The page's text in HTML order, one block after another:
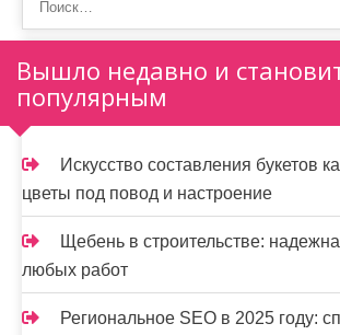
Вышло недавно и
популярным
Искусство составления букетов
цветы под повод и настроение
Щебень в строительстве:
любых работ
Региональное SEO в 2025 году: